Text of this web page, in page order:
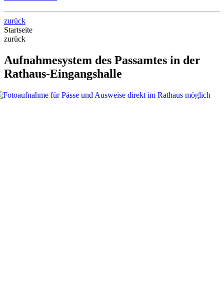
zurück
Startseite
zurück
Aufnahmesystem des Passamtes in der
Rathaus-Eingangshalle